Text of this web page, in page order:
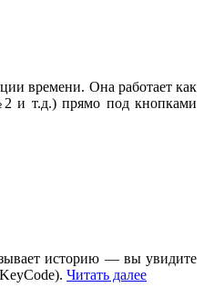
времени. Она работает как
и т.д.) прямо под кнопками
историю — вы увидите
Читать далее